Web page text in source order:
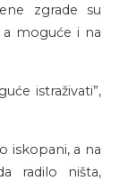
zgrade su
a moguće i na
istraživati”,
iskopani, a na
radilo ništa,